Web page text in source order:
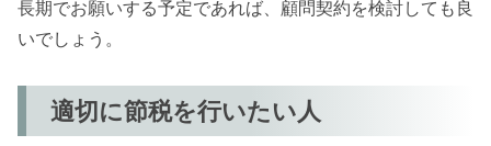
長期でお願いする予定であれば、顧問契約を検討しても良
いでしょう。
適切に節税を行いたい人